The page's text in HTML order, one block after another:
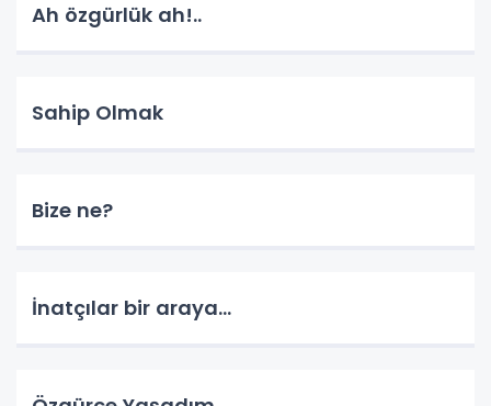
Ah özgürlük ah!..
Sahip Olmak
Bize ne?
İnatçılar bir araya…